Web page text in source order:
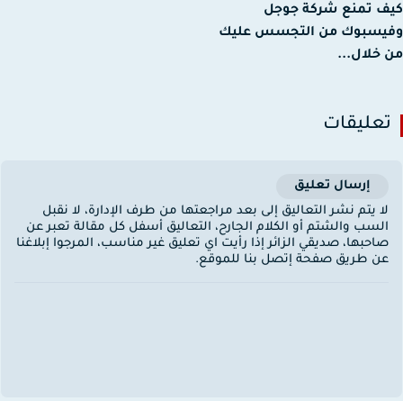
تمنع شركة جوجل
من التجسس عليك
خلال...
إرسال تعليق
يتم نشر التعاليق إلى بعد مراجعتها من طرف الإدارة، لا نقبل
والشتم أو الكلام الجارح، التعاليق أسفل كل مقالة تعبر عن
صديقي الزائر إذا رأيت اي تعليق غير مناسب، المرجوا إبلاغنا
طريق صفحة إتصل بنا للموقع.